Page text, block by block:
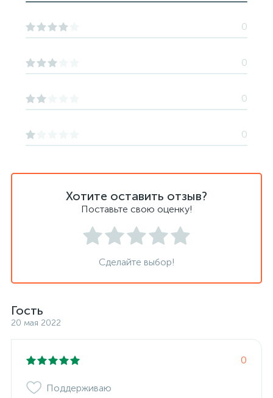
Хотите оставить отзыв?
Поставьте свою оценку!
Сделайте выбор!
Гость
20 мая 2022
0
Поддерживаю
0
0
0
0